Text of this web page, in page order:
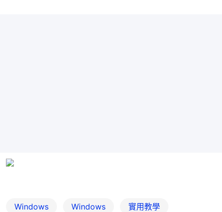
Windows Windows 實用教學